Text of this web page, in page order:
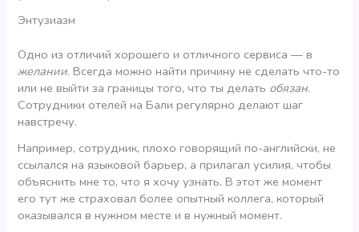
Энтузиазм
Одно из отличий хорошего и отличного сервиса — в
желании. Всегда можно найти причину не сделать что-то
или не выйти за границы того, что ты делать обязан.
Сотрудники отелей на Бали регулярно делают шаг
навстречу.
Например, сотрудник, плохо говорящий по-английски, не
ссылался на языковой барьер, а прилагал усилия, чтобы
объяснить мне то, что я хочу узнать. В этот же момент
его тут же страховал более опытный коллега, который
оказывался в нужном месте и в нужный момент.